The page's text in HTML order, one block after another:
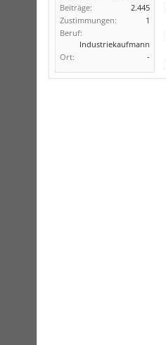
Beiträge:
2.445
Zustimmungen:
1
Beruf:
Industriekaufmann
Ort:
-